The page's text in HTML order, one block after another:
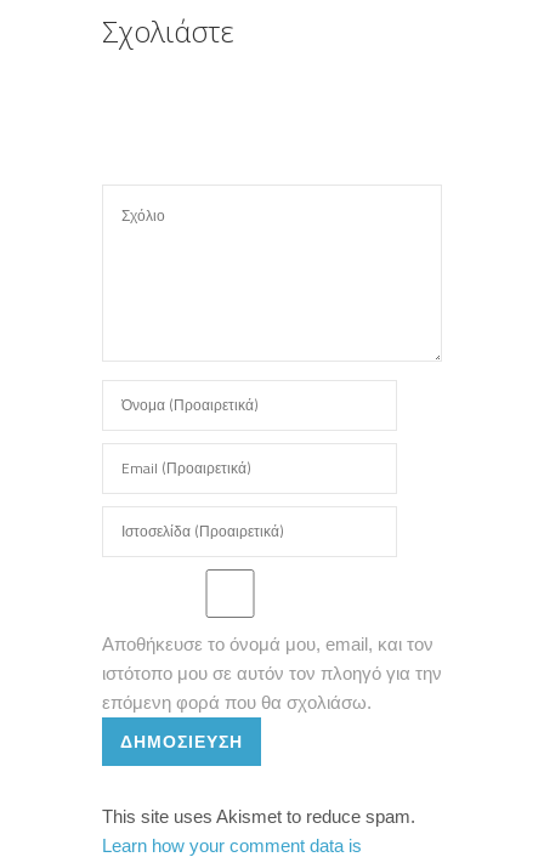
Σχολιάστε
Αποθήκευσε το όνομά μου, email, και τον
ιστότοπο μου σε αυτόν τον πλοηγό για την
επόμενη φορά που θα σχολιάσω.
ΔΗΜΟΣΊΕΥΣΗ
This site uses Akismet to reduce spam.
Learn how your comment data is